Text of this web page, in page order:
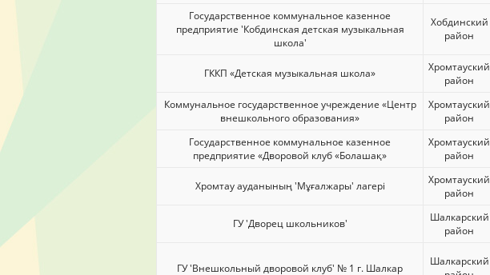
Государственное коммунальное казенное
предприятие 'Кобдинская детская музыкальная
школа'
Хобдинский
район
ГККП «Детская музыкальная школа»
Хромтауский
район
Коммунальное государственное учреждение «Центр
внешкольного образования»
Хромтауский
район
Государственное коммунальное казенное
предприятие «Дворовой клуб «Болашақ»
Хромтауский
район
Хромтау ауданының 'Мұғалжары' лагері
Хромтауский
район
ГУ 'Дворец школьников'
Шалкарский
район
ГУ 'Внешкольный дворовой клуб' № 1 г. Шалкар
Шалкарский